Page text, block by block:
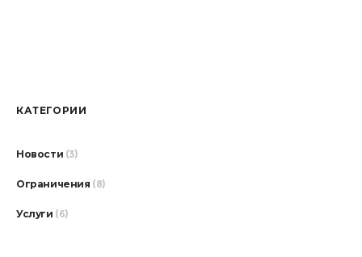
КАТЕГОРИИ
Новости (3)
Ограничения (8)
Услуги (6)